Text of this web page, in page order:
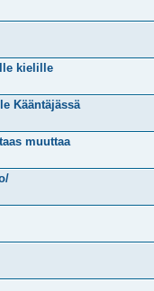
kielille
Kääntäjässä
muuttaa